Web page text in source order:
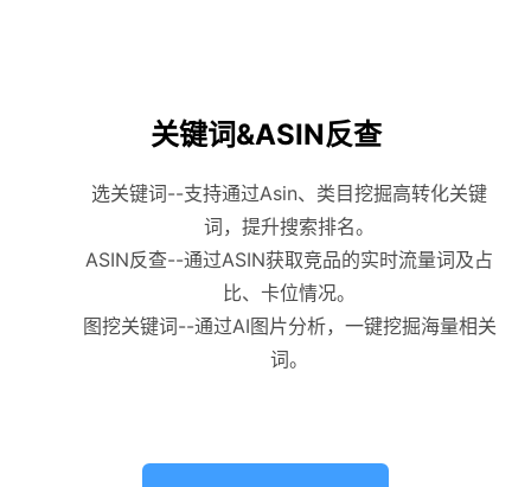
关键词&ASIN反查
选关键词--支持通过Asin、类目挖掘高转化关键
词，提升搜索排名。
ASIN反查--通过ASIN获取竞品的实时流量词及占
比、卡位情况。
图挖关键词--通过AI图片分析，一键挖掘海量相关
词。